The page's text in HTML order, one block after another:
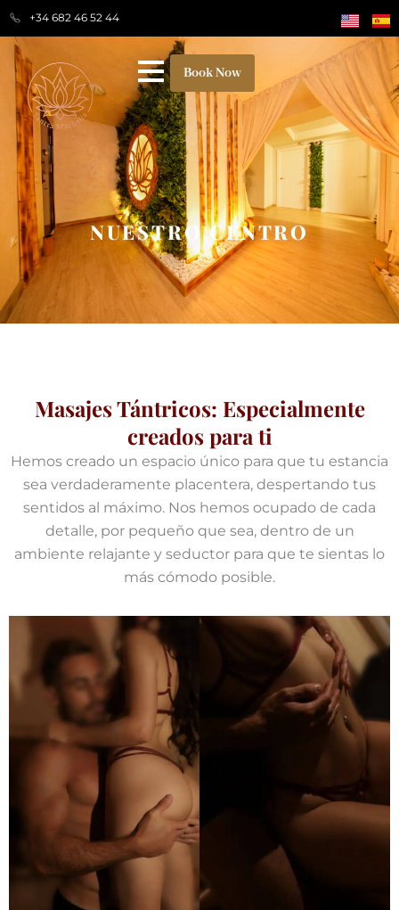
+34 682 46 52 44
Book Now
NUESTRO CENTRO
Masajes Tántricos: Especialmente
creados para ti
Hemos creado un espacio único para que tu estancia
sea verdaderamente placentera, despertando tus
sentidos al máximo. Nos hemos ocupado de cada
detalle, por pequeño que sea, dentro de un
ambiente relajante y seductor para que te sientas lo
más cómodo posible.